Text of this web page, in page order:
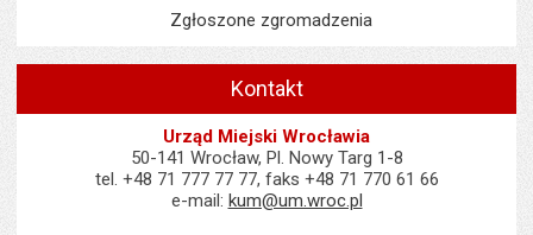
Zgłoszone zgromadzenia
Kontakt
Urząd Miejski Wrocławia
50-141 Wrocław, Pl. Nowy Targ 1-8
tel. +48 71 777 77 77, faks +48 71 770 61 66
e-mail: kum@um.wroc.pl